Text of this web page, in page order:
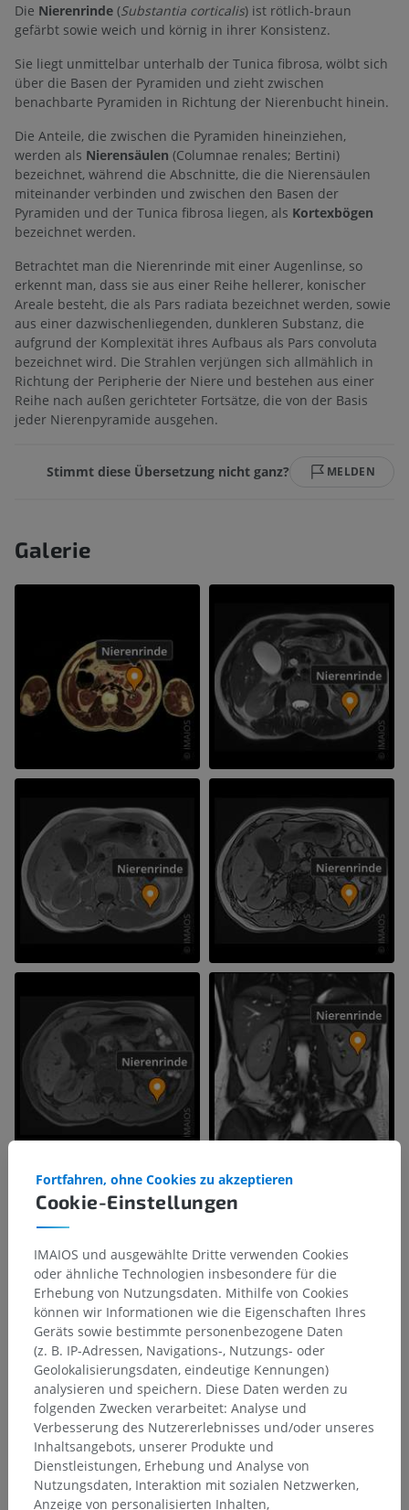
Die Nierenrinde (Substantia corticalis) ist rötlich-braun
gefärbt sowie weich und körnig in ihrer Konsistenz.
Sie liegt unmittelbar unterhalb der Tunica fibrosa, wölbt sich
über die Basen der Pyramiden und zieht zwischen
benachbarte Pyramiden in Richtung der Nierenbucht hinein.
Die Anteile, die zwischen die Pyramiden hineinziehen,
werden als Nierensäulen (Columnae renales; Bertini)
bezeichnet, während die Abschnitte, die die Nierensäulen
miteinander verbinden und zwischen den Basen der
Pyramiden und der Tunica fibrosa liegen, als Kortexbögen
bezeichnet werden.
Betrachtet man die Nierenrinde mit einer Augenlinse, so
erkennt man, dass sie aus einer Reihe hellerer, konischer
Areale besteht, die als Pars radiata bezeichnet werden, sowie
aus einer dazwischenliegenden, dunkleren Substanz, die
aufgrund der Komplexität ihres Aufbaus als Pars convoluta
bezeichnet wird. Die Strahlen verjüngen sich allmählich in
Richtung der Peripherie der Niere und bestehen aus einer
Reihe nach außen gerichteter Fortsätze, die von der Basis
jeder Nierenpyramide ausgehen.
Stimmt diese Übersetzung nicht ganz? MELDEN
Galerie
Cookie-Einstellungen
Fortfahren, ohne Cookies zu akzeptieren
IMAIOS und ausgewählte Dritte verwenden Cookies
oder ähnliche Technologien insbesondere für die
Erhebung von Nutzungsdaten. Mithilfe von Cookies
können wir Informationen wie die Eigenschaften Ihres
Geräts sowie bestimmte personenbezogene Daten
(z. B. IP-Adressen, Navigations-, Nutzungs- oder
Geolokalisierungsdaten, eindeutige Kennungen)
analysieren und speichern. Diese Daten werden zu
folgenden Zwecken verarbeitet: Analyse und
Verbesserung des Nutzererlebnisses und/oder unseres
Inhaltsangebots, unserer Produkte und
Dienstleistungen, Erhebung und Analyse von
Nutzungsdaten, Interaktion mit sozialen Netzwerken,
Anzeige von personalisierten Inhalten,